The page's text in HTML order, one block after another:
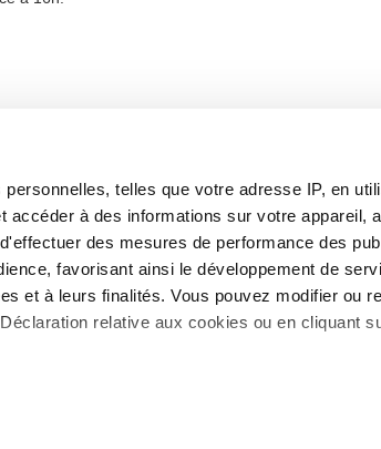
telles que votre adresse IP, en
à des informations sur votre appareil,
des mesures de performance des
favorisant ainsi le développement de
et à leurs finalités. Vous pouvez modifier ou
relative aux cookies ou en cliquant
géographique qui peuvent être précises à
étudiantes, les bibliothèques, les départements
nombreux événements sont organisés et sont
de l'établissement.
associations étudiantes dynamiques sur le